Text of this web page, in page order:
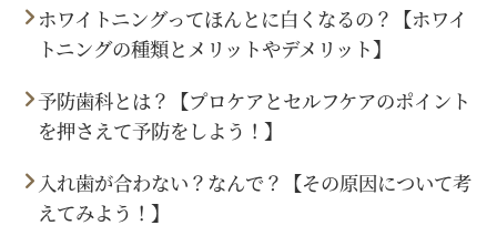
ホワイトニングってほんとに白くなるの？【ホワイ
トニングの種類とメリットやデメリット】
予防歯科とは？【プロケアとセルフケアのポイント
を押さえて予防をしよう！】
入れ歯が合わない？なんで？【その原因について考
えてみよう！】